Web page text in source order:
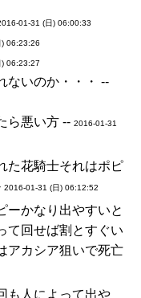
01-31 (日) 06:00:33
06:23:26
06:23:27
ないのか・・・ --
ら悪い方 -- 2016-01-31
た花騎士それはポピ
2016-01-31 (日) 06:12:52
ーかなり出やすいと
て回せば割とすぐい
アカシア狙いで死亡
も人によって出や